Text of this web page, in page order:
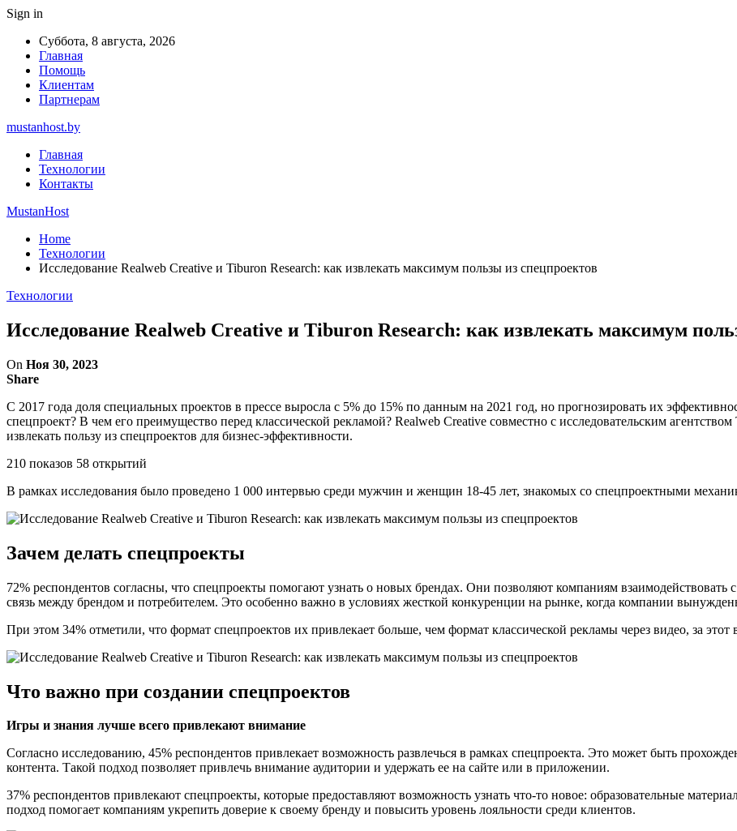
Sign in
Суббота, 8 августа, 2026
Главная
Помощь
Клиентам
Партнерам
mustanhost.by
Главная
Технологии
Контакты
MustanHost
Home
Технологии
Исследование Realweb Creative и Tiburon Research: как извлекать максимум пользы из спецпроектов
Технологии
Исследование Realweb Creative и Tiburon Research: как извлекать максимум
On Ноя 30, 2023
Share
С 2017 года доля специальных проектов в прессе выросла с 5% до 15% по данным на 2021 год, но прогнозировать их
спецпроект? В чем его преимущество перед классической рекламой? Realweb Creative совместно с исследовательским
извлекать пользу из спецпроектов для бизнес-эффективности.
210 показов 58 открытий
В рамках исследования было проведено 1 000 интервью среди мужчин и женщин 18-45 лет, знакомых со спецпроектными
Зачем делать спецпроекты
72% респондентов согласны, что спецпроекты помогают узнать о новых брендах. Они позволяют компаниям взаимодействовать
связь между брендом и потребителем. Это особенно важно в условиях жесткой конкуренции на рынке, когда компании
При этом 34% отметили, что формат спецпроектов их привлекает больше, чем формат классической рекламы через видео, за этот
Что важно при создании спецпроектов
Игры и знания лучше всего привлекают внимание
Согласно исследованию, 45% респондентов привлекает возможность развлечься в рамках спецпроекта. Это может быть
контента. Такой подход позволяет привлечь внимание аудитории и удержать ее на сайте или в приложении.
37% респондентов привлекают спецпроекты, которые предоставляют возможность узнать что-то новое: образовательные
подход помогает компаниям укрепить доверие к своему бренду и повысить уровень лояльности среди клиентов.